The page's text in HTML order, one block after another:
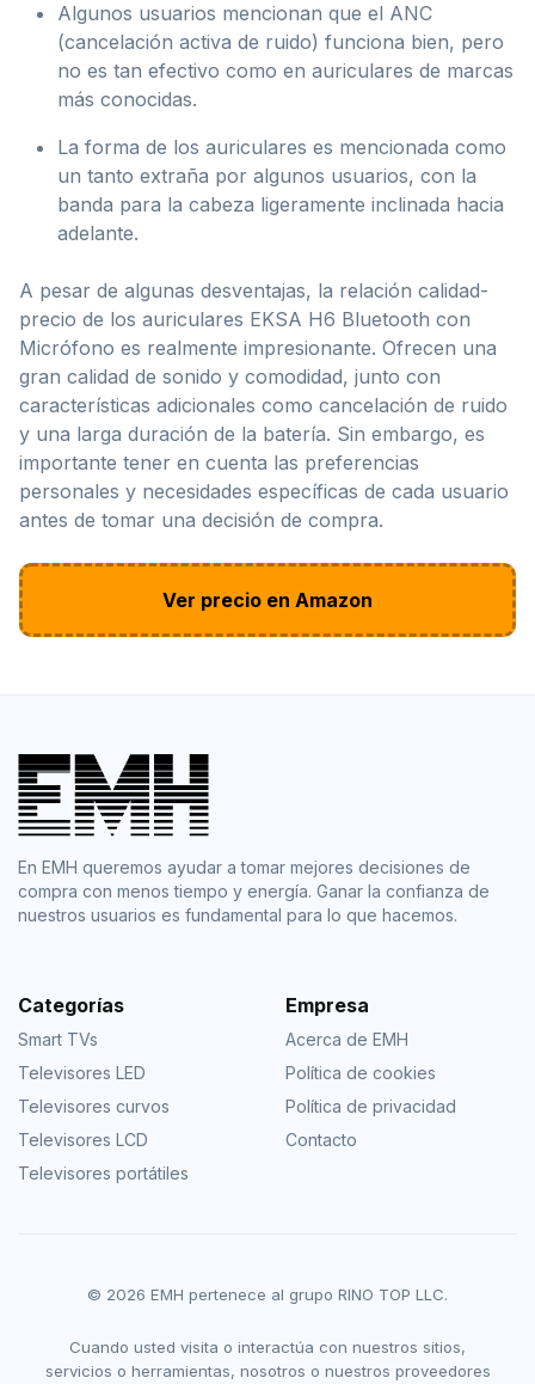
Algunos usuarios mencionan que el ANC
(cancelación activa de ruido) funciona bien, pero
no es tan efectivo como en auriculares de marcas
más conocidas.
La forma de los auriculares es mencionada como
un tanto extraña por algunos usuarios, con la
banda para la cabeza ligeramente inclinada hacia
adelante.
A pesar de algunas desventajas, la relación calidad-
precio de los auriculares EKSA H6 Bluetooth con
Micrófono es realmente impresionante. Ofrecen una
gran calidad de sonido y comodidad, junto con
características adicionales como cancelación de ruido
y una larga duración de la batería. Sin embargo, es
importante tener en cuenta las preferencias
personales y necesidades específicas de cada usuario
antes de tomar una decisión de compra.
Ver precio en Amazon
En EMH queremos ayudar a tomar mejores decisiones de
compra con menos tiempo y energía. Ganar la confianza de
nuestros usuarios es fundamental para lo que hacemos.
Categorías
Smart TVs
Televisores LED
Televisores curvos
Televisores LCD
Televisores portátiles
Empresa
Acerca de EMH
Política de cookies
Política de privacidad
Contacto
© 2026 EMH pertenece al grupo RINO TOP LLC.
Cuando usted visita o interactúa con nuestros sitios,
servicios o herramientas, nosotros o nuestros proveedores